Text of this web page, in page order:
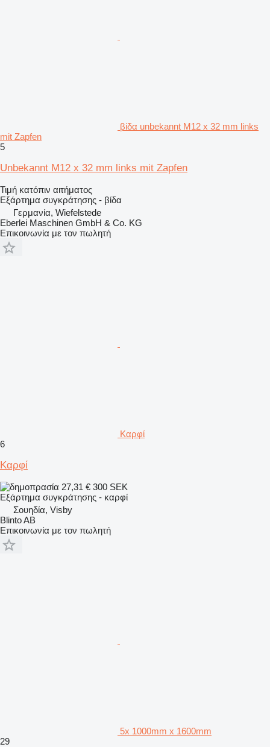
βίδα unbekannt M12 x 32 mm links
mit Zapfen
5
Unbekannt M12 x 32 mm links mit Zapfen
Τιμή κατόπιν αιτήματος
Εξάρτημα συγκράτησης - βίδα
Γερμανία, Wiefelstede
Eberlei Maschinen GmbH & Co. KG
Επικοινωνία με τον πωλητή
Καρφί
6
Καρφί
27,31 € 300 SEK
Εξάρτημα συγκράτησης - καρφί
Σουηδία, Visby
Blinto AB
Επικοινωνία με τον πωλητή
5x 1000mm x 1600mm
29